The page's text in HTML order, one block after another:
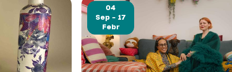
04
Sep - 17
Febr